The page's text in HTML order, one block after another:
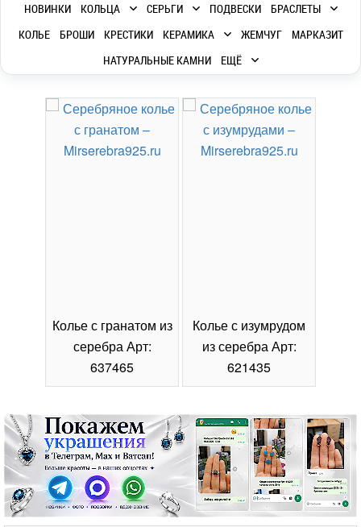
НОВИНКИ КОЛЬЦА СЕРЬГИ ПОДВЕСКИ
БРАСЛЕТЫ
КОЛЬЕ
БРОШИ КРЕСТИКИ КЕРАМИКА ЖЕМЧУГ
МАРКАЗИТ
НАТУРАЛЬНЫЕ КАМНИ
ЕЩЁ
Колье с гранатом из
серебра Арт:
637465
Колье с изумрудом
из серебра Арт:
621435